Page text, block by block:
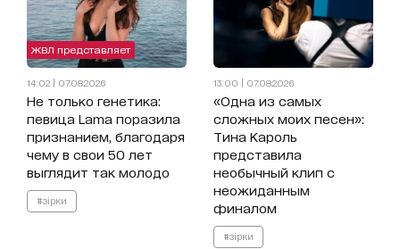
ЖВЛ представляет
14:02 | 07.08.2026
Не только генетика:
певица Lama поразила
признанием, благодаря
чему в свои 50 лет
выглядит так молодо
#зірки
13:00 | 07.08.2026
«Одна из самых
сложных моих песен»:
Тина Кароль
представила
необычный клип с
неожиданным
финалом
#зірки